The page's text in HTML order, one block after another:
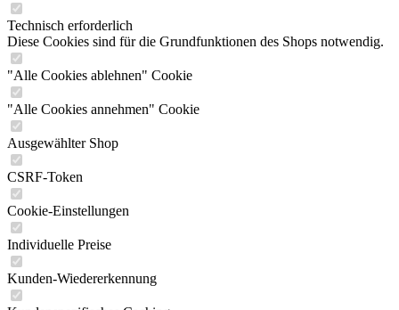
Technisch erforderlich
Diese Cookies sind für die Grundfunktionen des Shops notwendig.
"Alle Cookies ablehnen" Cookie
"Alle Cookies annehmen" Cookie
Ausgewählter Shop
CSRF-Token
Cookie-Einstellungen
Individuelle Preise
Kunden-Wiedererkennung